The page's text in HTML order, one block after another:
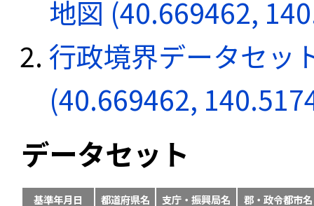
地図 (40.669462,
行政境界データセッ
(40.669462,
データセット
基準年月日 都道府県名 支庁・振興局名
郡・政令都市名